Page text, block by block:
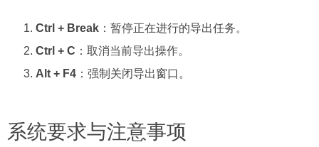
Ctrl + Break ：暂停正在进行的导出任务。
Ctrl + C ：取消当前导出操作。
Alt + F4 ：强制关闭导出窗口。
系统要求与注意事项